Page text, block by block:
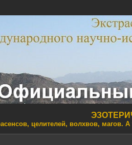
целителей, волхвов,